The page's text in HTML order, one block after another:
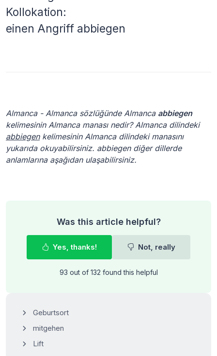
Kollokation:
einen Angriff abbiegen
Almanca - Almanca sözlüğünde Almanca abbiegen
kelimesinin Almanca manası nedir? Almanca dilindeki
abbiegenkelimesinin Almanca dilindeki manasını
yukarıda okuyabilirsiniz. abbiegen diğer dillerde
anlamlarına aşağıdan ulaşabilirsiniz.
Was this article helpful?
Yes, thanks! Not, really
93 out of 132 found this helpful
Geburtsort
mitgehen
Lift